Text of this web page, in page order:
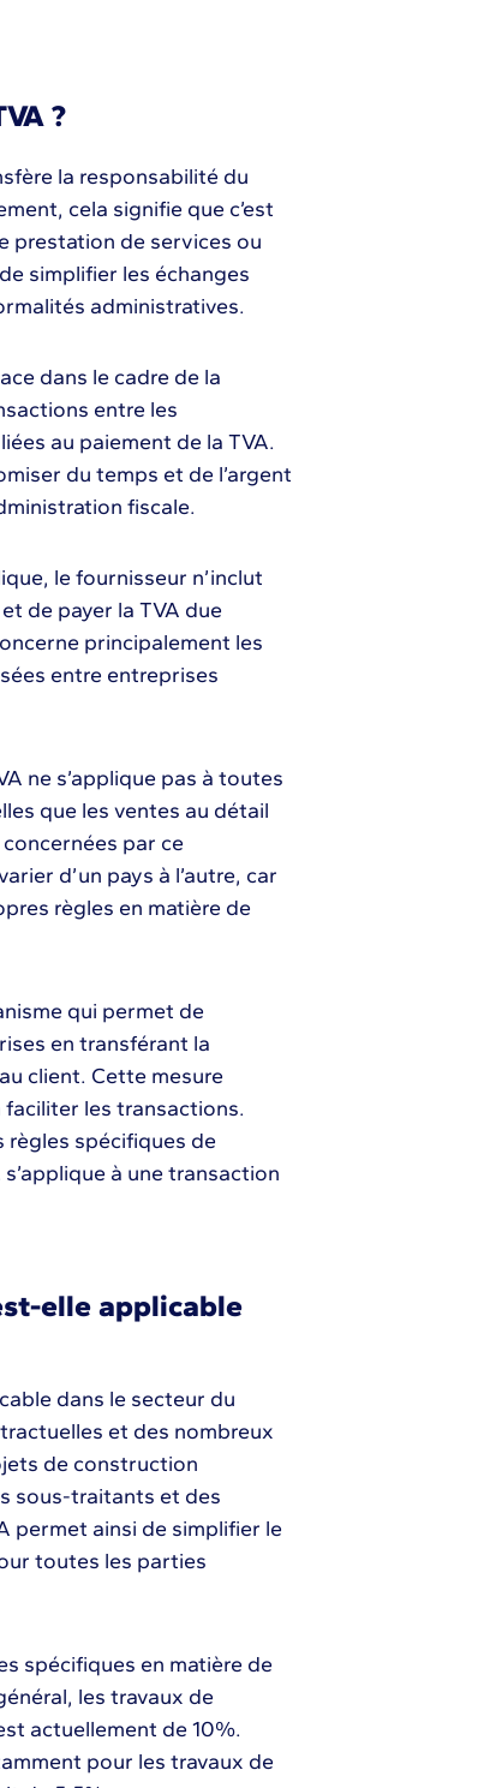
?
la responsabilité du
cela signifie que c’est
prestation de services ou
simplifier les échanges
administratives.
dans le cadre de la
entre les
au paiement de la TVA.
du temps et de l’argent
fiscale.
le fournisseur n’inclut
de payer la TVA due
principalement les
entre entreprises
ne s’applique pas à toutes
que les ventes au détail
par ce
d’un pays à l’autre, car
règles en matière de
qui permet de
en transférant la
client. Cette mesure
les transactions.
règles spécifiques de
à une transaction
elle applicable
dans le secteur du
et des nombreux
de construction
sous-traitants et des
permet ainsi de simplifier le
toutes les parties
spécifiques en matière de
les travaux de
actuellement de 10%.
pour les travaux de